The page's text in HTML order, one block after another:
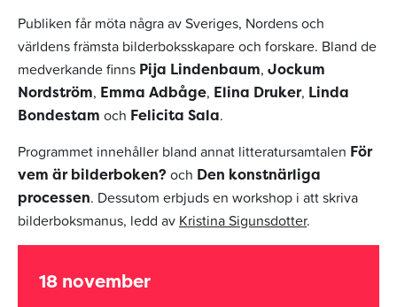
Publiken får möta några av Sveriges, Nordens och
världens främsta bilderboksskapare och forskare. Bland de
medverkande finns Pija Lindenbaum, Jockum
Nordström, Emma Adbåge, Elina Druker, Linda
Bondestam och Felicita Sala.
Programmet innehåller bland annat litteratursamtalen För
vem är bilderboken? och Den konstnärliga
processen. Dessutom erbjuds en workshop i att skriva
bilderboksmanus, ledd av Kristina Sigunsdotter.
18 november